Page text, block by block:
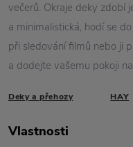
večerů. Okraje deky zdobí
a minimalistická, hodí se
při sledování filmů nebo ji
a dodejte vašemu pokoji
Deky a přehozy HAY
Vlastnosti